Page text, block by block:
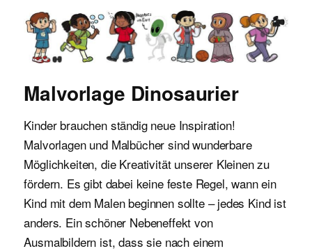
Malvorlagen für Kinder
Malvorlage Dinosaurier
Kinder brauchen ständig neue Inspiration!
Malvorlagen und Malbücher sind wunderbare
Möglichkeiten, die Kreativität unserer Kleinen zu
fördern. Es gibt dabei keine feste Regel, wann ein
Kind mit dem Malen beginnen sollte – jedes Kind ist
anders. Ein schöner Nebeneffekt von
Ausmalbildern ist, dass sie nach einem